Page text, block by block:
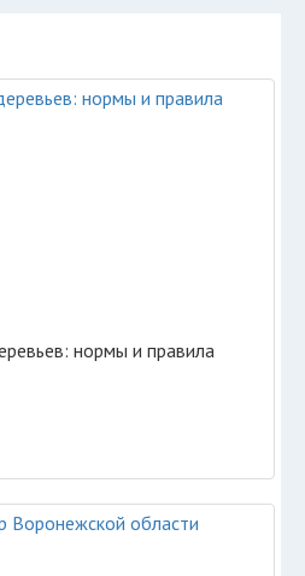
нормы и правила